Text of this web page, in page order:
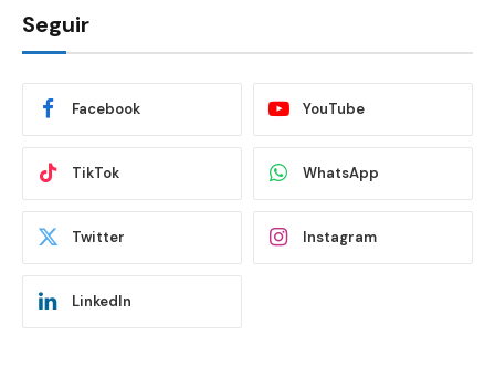
Seguir
Facebook YouTube
TikTok WhatsApp
Twitter Instagram
LinkedIn